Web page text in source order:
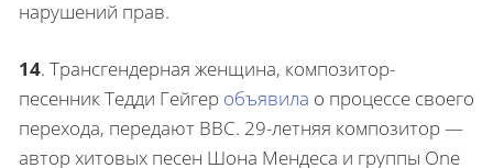
нарушений прав.
14. Трансгендерная женщина, композитор-
песенник Тедди Гейгер объявила о процессе своего
перехода, передают BBC. 29-летняя композитор —
автор хитовых песен Шона Мендеса и группы One